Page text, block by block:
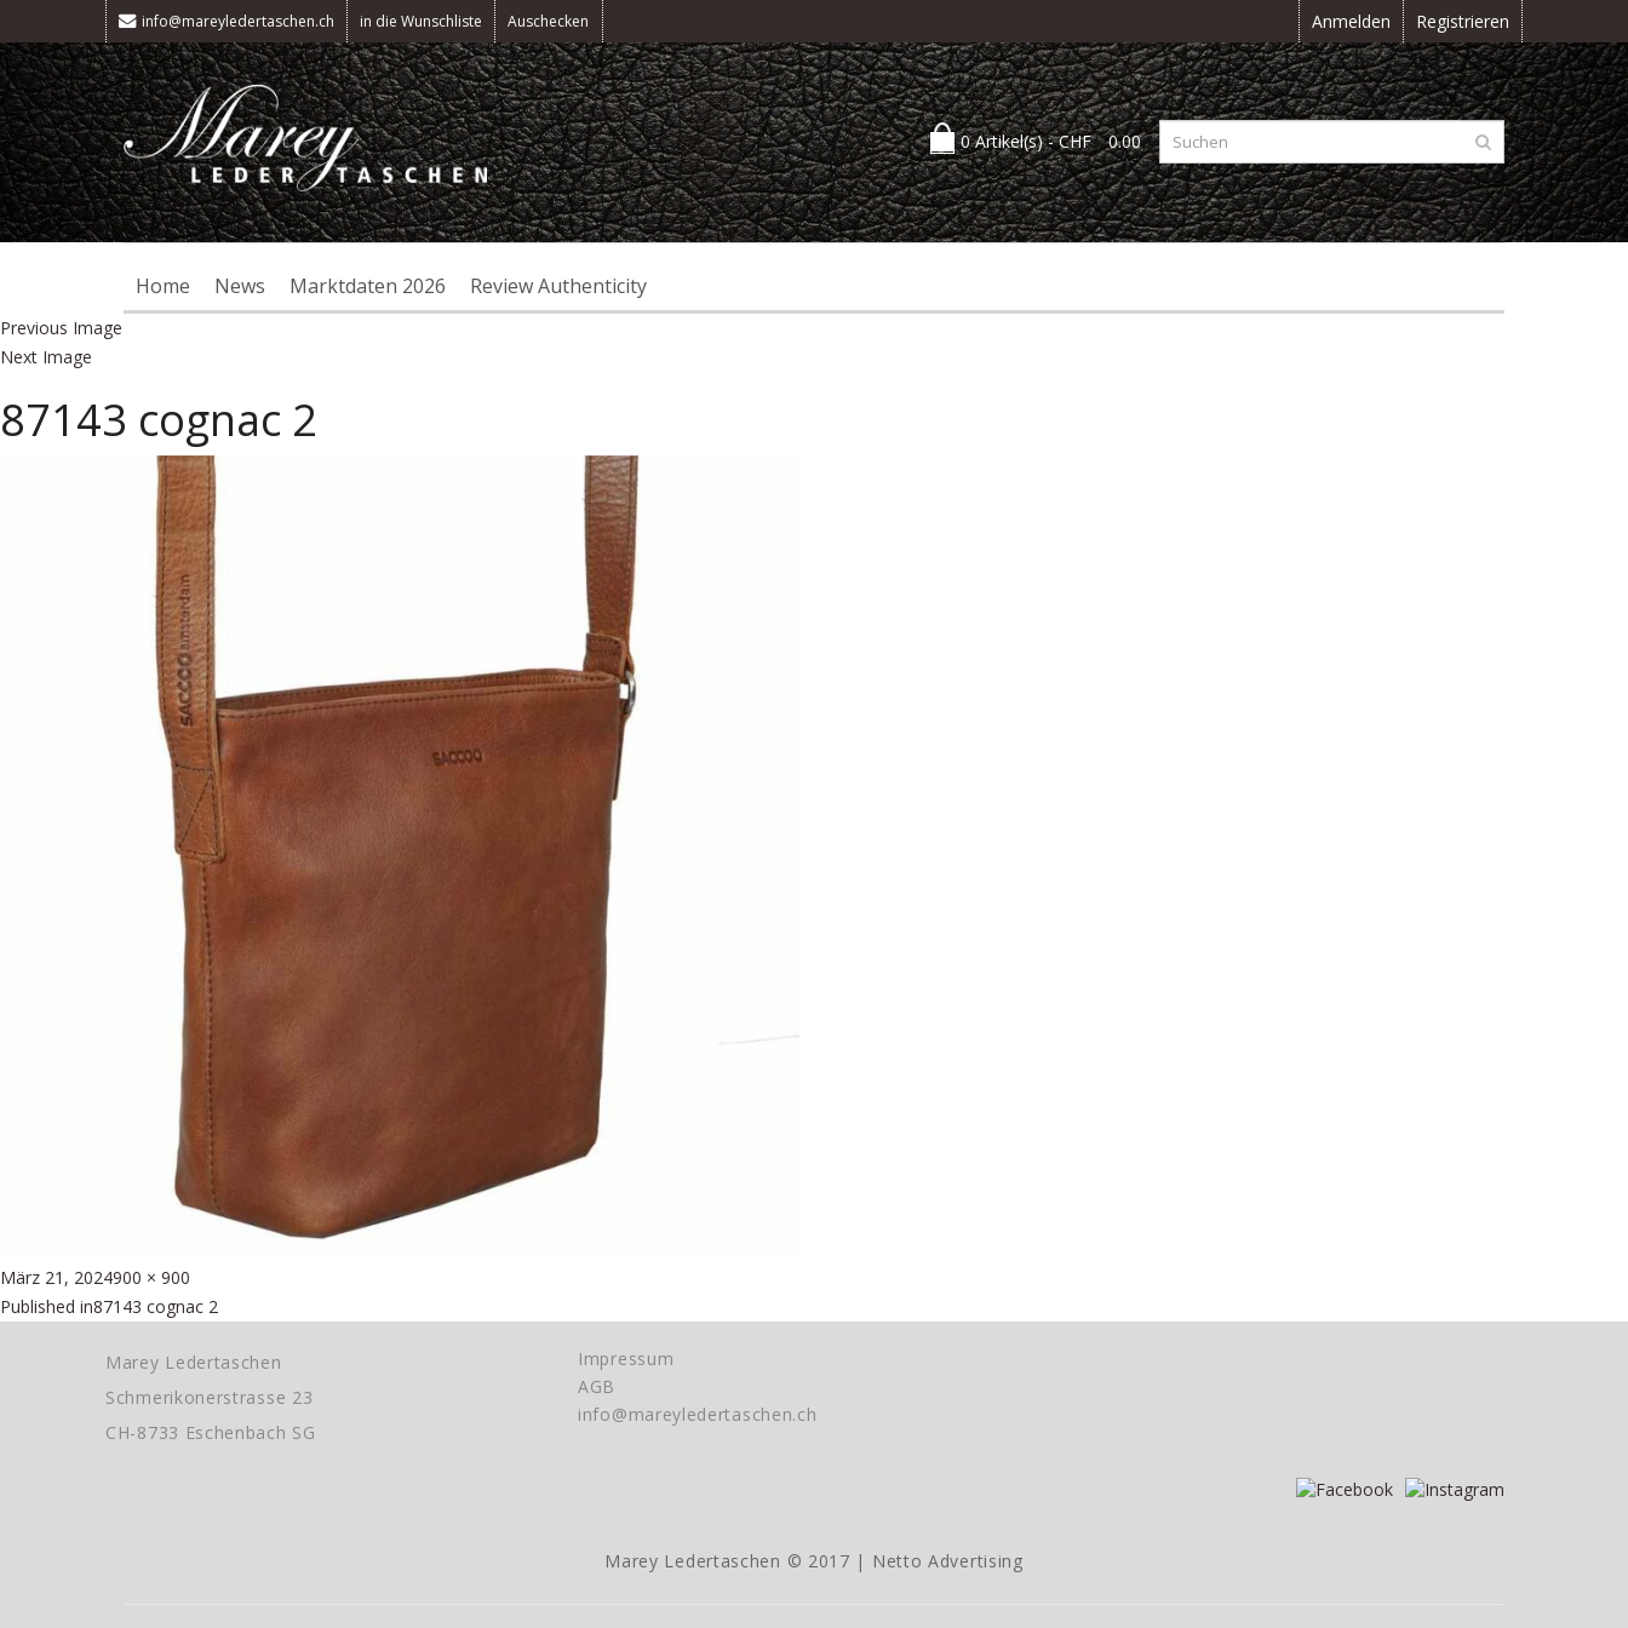
info@mareyledertaschen.ch in die Wunschliste Auschecken Anmelden Registrieren
0 Artikel(s) -CHF 0.00
Home News Marktdaten 2026 Review Authenticity
Previous Image
Next Image
87143 cognac 2
Posted
on
März 21, 2024Full
size
900 × 900
Beitragsnavigation
Published in87143 cognac 2
Marey Ledertaschen
Schmerikonerstrasse 23
CH-8733 Eschenbach SG
Impressum
AGB
info@mareyledertaschen.ch
Marey Ledertaschen © 2017 | Netto Advertising